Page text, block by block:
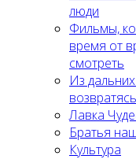
люди
Фильмы,
время от
смотреть
Из
возвратясь
Лавка
Братья
Культура